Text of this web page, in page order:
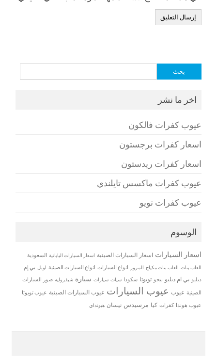
البحث
اخر ما نشر
عيوب كفرات فالكون
اسعار كفرات برجستون
اسعار كفرات ريدستون
عيوب كفرات ماكسس تايلندي
عيوب كفرات تويو
الوسوم
اسعار السيارات اسعار السيارات الصينية اسعار السيارات اليابانية السعودية
العاب بنات العاب بنات مكياج المرور انواع السيارات انواع السيارات الصينية اوبل بي إم
دبليو بي ام دبليو بيجو تويوتا سكودا سيات سيارات سيارة شيفروليه صور السيارات
الصينية عيوب عيوب السيارات عيوب السيارات الصينية عيوب تويوتا
عيوب هوندا كفرات كيا مرسيدس نيسان هيونداي